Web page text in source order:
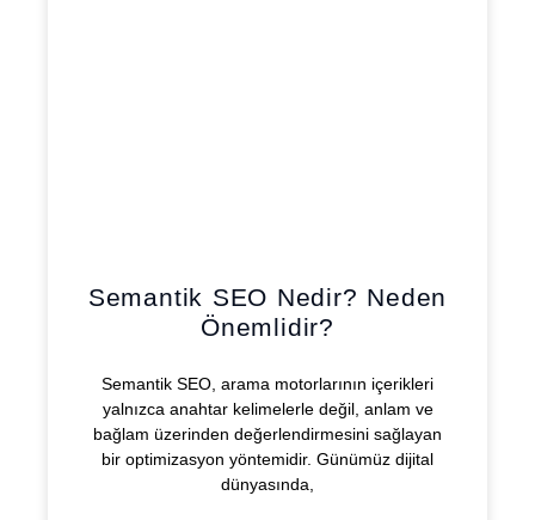
Semantik SEO Nedir? Neden
Önemlidir?
Semantik SEO, arama motorlarının içerikleri
yalnızca anahtar kelimelerle değil, anlam ve
bağlam üzerinden değerlendirmesini sağlayan
bir optimizasyon yöntemidir. Günümüz dijital
dünyasında,